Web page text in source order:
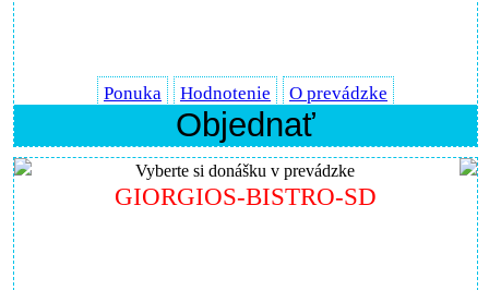
Ponuka Hodnotenie O prevádzke
Objednať
Vyberte si donášku v prevádzke
GIORGIOS-BISTRO-SD